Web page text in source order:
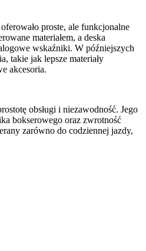
proste, ale funkcjonalne
materiałem, a deska
wskaźniki. W późniejszych
takie jak lepsze materiały
akcesoria.
obsługi i niezawodność. Jego
bokserowego oraz zwrotność
zarówno do codziennej jazdy,